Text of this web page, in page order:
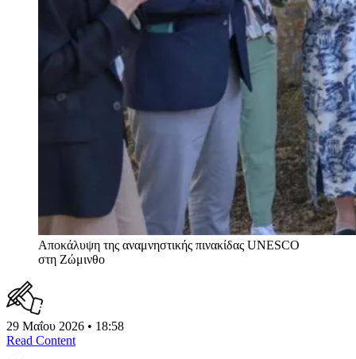
Αποκάλυψη της αναμνηστικής πινακίδας UNESCO
στη Ζώμινθο
29 Μαΐου 2026 • 18:58
Read Content